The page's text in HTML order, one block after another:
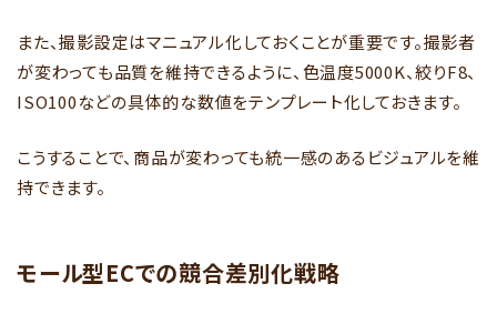
また、撮影設定はマニュアル化しておくことが重要です。撮影者
が変わっても品質を維持できるように、色温度5000K、絞りF8、
ISO100などの具体的な数値をテンプレート化しておきます。
こうすることで、商品が変わっても統一感のあるビジュアルを維
持できます。
モール型ECでの競合差別化戦略